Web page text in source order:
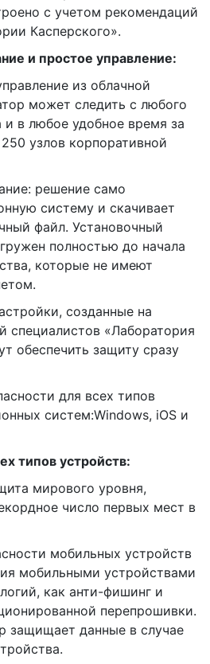
с учетом рекомендаций
Касперского».
и простое управление:
из облачной
может следить с любого
и в любое удобное время за
узлов корпоративной
решение само
систему и скачивает
файл. Установочный
полностью до начала
которые не имеют
созданные на
специалистов «Лаборатория
обеспечить защиту сразу
для всех типов
систем:Windows, iOS и
типов устройств:
мирового уровня,
число первых мест в
мобильных устройств
мобильными устройствами
как анти-фишинг и
перепрошивки.
защищает данные в случае